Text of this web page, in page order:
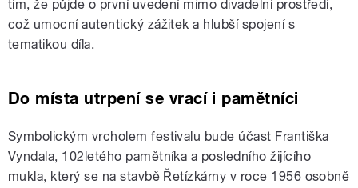
tím, že půjde o první uvedení mimo divadelní prostředí,
což umocní autentický zážitek a hlubší spojení s
tematikou díla.
Do místa utrpení se vrací i pamětníci
Symbolickým vrcholem festivalu bude účast Františka
Vyndala, 102letého pamětníka a posledního žijícího
mukla, který se na stavbě Řetízkárny v roce 1956 osobně